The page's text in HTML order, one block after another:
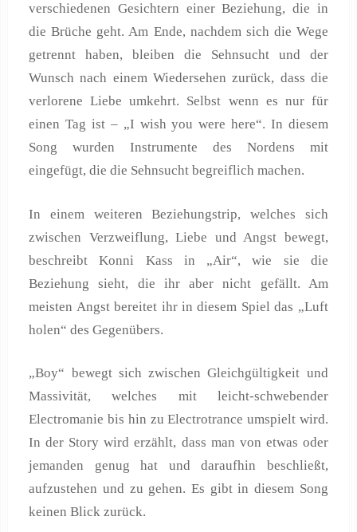
verschiedenen Gesichtern einer Beziehung, die in
die Brüche geht. Am Ende, nachdem sich die Wege
getrennt haben, bleiben die Sehnsucht und der
Wunsch nach einem Wiedersehen zurück, dass die
verlorene Liebe umkehrt. Selbst wenn es nur für
einen Tag ist – „I wish you were here“. In diesem
Song wurden Instrumente des Nordens mit
eingefügt, die die Sehnsucht begreiflich machen.
In einem weiteren Beziehungstrip, welches sich
zwischen Verzweiflung, Liebe und Angst bewegt,
beschreibt Konni Kass in „Air“, wie sie die
Beziehung sieht, die ihr aber nicht gefällt. Am
meisten Angst bereitet ihr in diesem Spiel das „Luft
holen“ des Gegenübers.
„Boy“ bewegt sich zwischen Gleichgültigkeit und
Massivität, welches mit leicht-schwebender
Electromanie bis hin zu Electrotrance umspielt wird.
In der Story wird erzählt, dass man von etwas oder
jemanden genug hat und daraufhin beschließt,
aufzustehen und zu gehen. Es gibt in diesem Song
keinen Blick zurück.